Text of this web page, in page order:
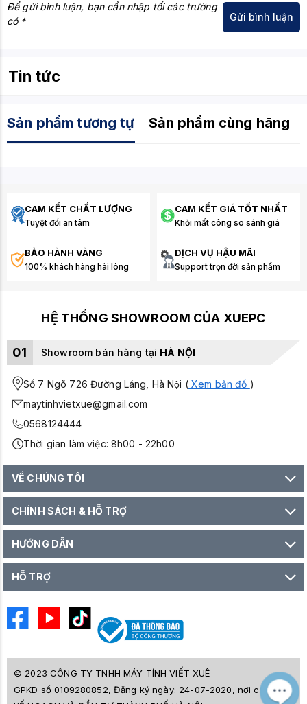
Để gửi bình luận, bạn cần nhập tối các trường
có *
Tin tức
Sản phẩm tương tự Sản phẩm cùng hãng
CAM KẾT CHẤT LƯỢNG
Tuyệt đối an tâm
CAM KẾT GIÁ TỐT NHẤT
Khỏi mất công so sánh giá
BẢO HÀNH VÀNG
100% khách hàng hài lòng
DỊCH VỤ HẬU MÃI
Support trọn đời sản phẩm
HỆ THỐNG SHOWROOM CỦA XUEPC
01 Showroom bán hàng tại HÀ NỘI
Số 7 Ngõ 726 Đường Láng, Hà Nội (Xem bản đồ )
maytinhvietxue@gmail.com
0568124444
Thời gian làm việc: 8h00 - 22h00
VỀ CHÚNG TÔI
CHÍNH SÁCH & HỖ TRỢ
HƯỚNG DẪN
HỖ TRỢ
© 2023 CÔNG TY TNHH MÁY TÍNH VIẾT XUÊ
GPKD số 0109280852, Đăng ký ngày: 24-07-2020, nơi cấp SỞ